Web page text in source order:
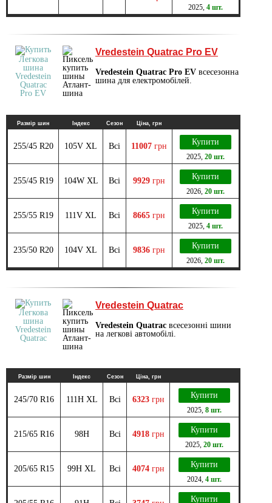
2025 4 шт.
Vredestein Quatrac Pro EV
Vredestein Quatrac Pro EV всесезонна
шина для електромобілей.
Размір шин Індекс Сезон Ціна, грн
255/45 R20 105V XL Всі 11007 грн Купити
2025 20 шт.
255/45 R19 104W XL Всі 9929 грн Купити
2026 20 шт.
255/55 R19 111V XL Всі 8665 грн Купити
2025 4 шт.
235/50 R20 104V XL Всі 9836 грн Купити
2026 20 шт.
Vredestein Quatrac
Vredestein Quatrac всесезонні шини
на легкові автомобілі.
Размір шин Індекс Сезон Ціна, грн
245/70 R16 111H XL Всі 6323 грн Купити
2025 8 шт.
215/65 R16 98H Всі 4918 грн Купити
2025 20 шт.
205/65 R15 99H XL Всі 4074 грн Купити
2024 4 шт.
Купити